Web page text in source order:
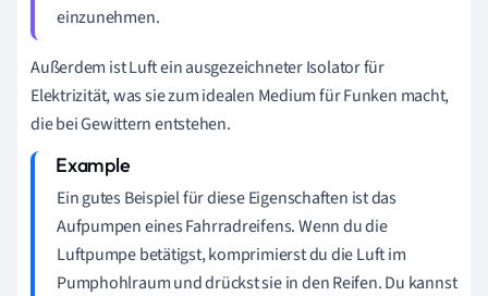
einzunehmen.
Außerdem ist Luft ein ausgezeichneter Isolator für
Elektrizität, was sie zum idealen Medium für Funken macht,
die bei Gewittern entstehen.
Ein gutes Beispiel für diese Eigenschaften ist das
Aufpumpen eines Fahrradreifens. Wenn du die
Luftpumpe betätigst, komprimierst du die Luft im
Pumphohlraum und drückst sie in den Reifen. Du kannst